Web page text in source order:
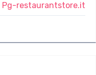
Pg-restaurantstore.it